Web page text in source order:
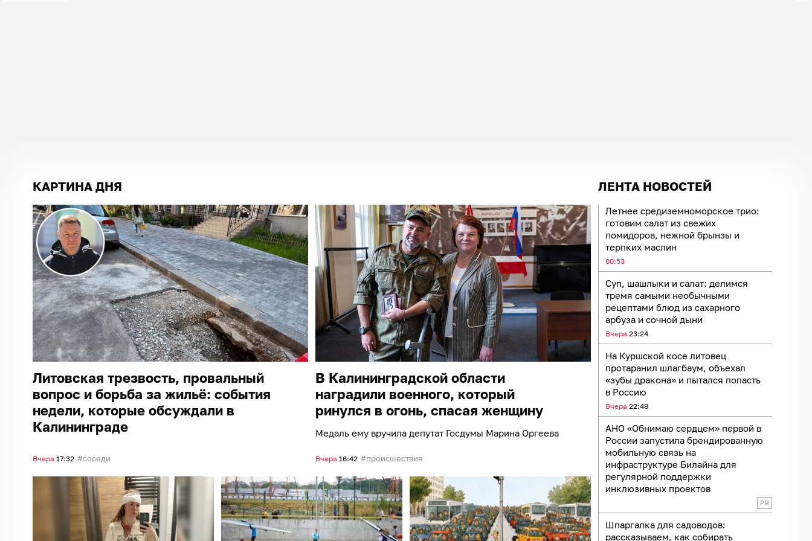
ЛЕНТА НОВОСТЕЙ
Летнее средиземноморское трио:
готовим салат из свежих
помидоров, нежной брынзы и
терпких маслин
00:53
Суп, шашлыки и салат: делимся
тремя самыми необычными
рецептами блюд из сахарного
арбуза и сочной дыни
Вчера 23:24
На Куршской косе литовец
протаранил шлагбаум, объехал
«зубы дракона» и пытался попасть
в Россию
Вчера 22:48
АНО «Обнимаю сердцем» первой в
России запустила брендированную
мобильную связь на
инфраструктуре Билайна для
регулярной поддержки
инклюзивных проектов
Шпаргалка для садоводов:
рассказываем, как собирать
КАРТИНА ДНЯ
Литовская трезвость, провальный
вопрос и борьба за жильё: события
недели, которые обсуждали в
Калининграде
Вчера 17:32 соседи
В Калининградской области
наградили военного, который
ринулся в огонь, спасая женщину
Медаль ему вручила депутат Госдумы Марина Оргеева
Вчера 16:42 происшествия